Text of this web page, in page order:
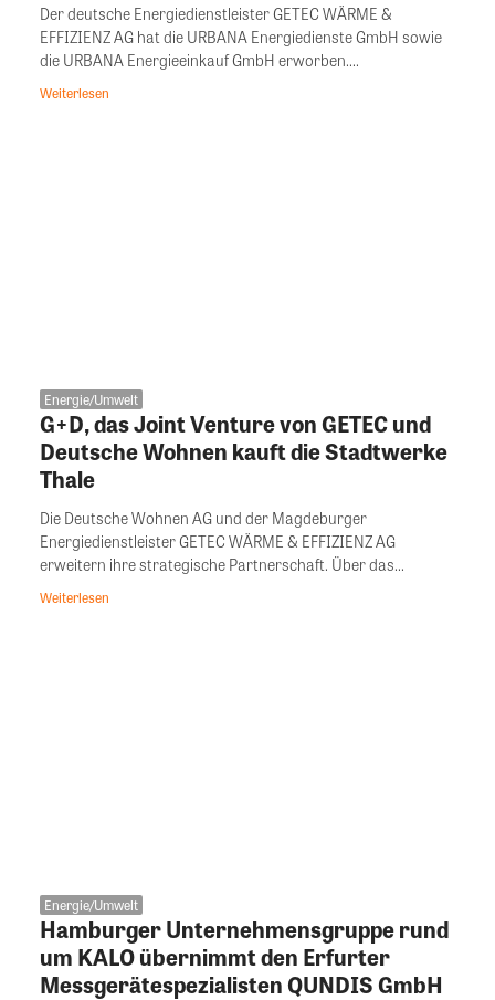
Der deutsche Energiedienstleister GETEC WÄRME &
EFFIZIENZ AG hat die URBANA Energiedienste GmbH sowie
die URBANA Energieeinkauf GmbH erworben....
Weiterlesen
Energie/Umwelt
G+D, das Joint Venture von GETEC und
Deutsche Wohnen kauft die Stadtwerke
Thale
Die Deutsche Wohnen AG und der Magdeburger
Energiedienstleister GETEC WÄRME & EFFIZIENZ AG
erweitern ihre strategische Partnerschaft. Über das...
Weiterlesen
Energie/Umwelt
Hamburger Unternehmensgruppe rund
um KALO übernimmt den Erfurter
Messgerätespezialisten QUNDIS GmbH